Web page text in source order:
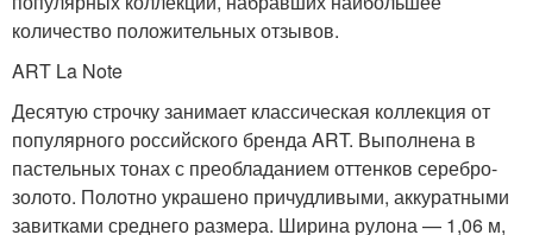
количество положительных отзывов.
ART La Note
Десятую строчку занимает классическая коллекция от
популярного российского бренда ART. Выполнена в
пастельных тонах с преобладанием оттенков серебро-
золото. Полотно украшено причудливыми, аккуратными
завитками среднего размера. Ширина рулона — 1,06 м,